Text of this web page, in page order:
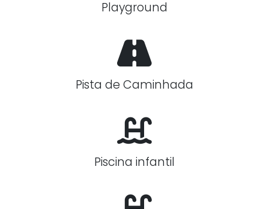
Playground
Pista de Caminhada
Piscina infantil